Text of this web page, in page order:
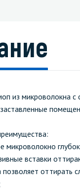
из микроволокна
микроволокно
вставки
позволяет оттирать